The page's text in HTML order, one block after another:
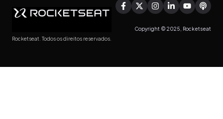
Rocketseat. Todos os direitos reservados.
Copyright © 2025, Rocketseat